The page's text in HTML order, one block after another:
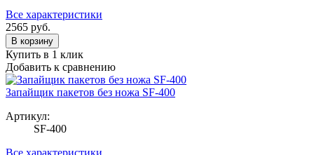
Все характеристики
2565 руб.
В корзину
Купить в 1 клик
Добавить к сравнению
Запайщик пакетов без ножа SF-400
Артикул:
SF-400
Все характеристики